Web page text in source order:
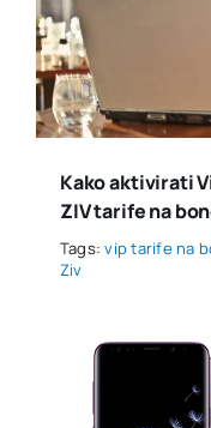
Kako aktivirati
ZIV tarife na
Tags:vip tarife na
Ziv